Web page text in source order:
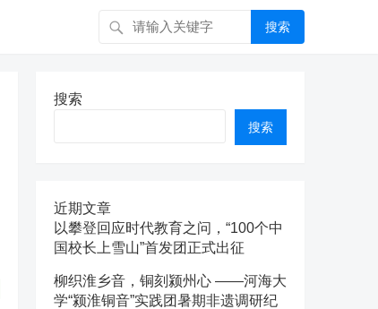
搜索
搜索
搜索
近期文章
以攀登回应时代教育之问，“100个中
国校长上雪山”首发团正式出征
柳织淮乡音，铜刻颍州心 ——河海大
学“颍淮铜音”实践团暑期非遗调研纪